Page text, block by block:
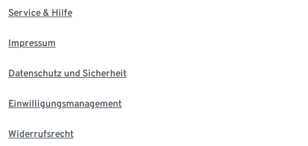
Service & Hilfe
Impressum
Datenschutz und Sicherheit
Einwilligungsmanagement
Widerrufsrecht